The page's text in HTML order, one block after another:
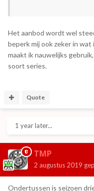
Het aanbod wordt wel
beperk mij ook zeker in
maakt ik nauwelijks
soort series.
Quote
1 year later...
TMP
2 augustus 2019
Ondertussen is seizoen